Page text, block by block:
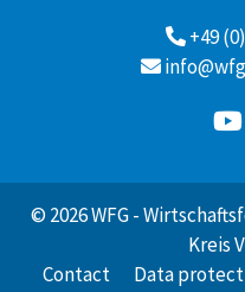
+49
© 2026 WFG -
Kreis
Contact
Data